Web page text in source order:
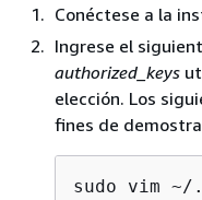
Conéctese a la
Ingrese el
authorized_keys
elección. Los
fines de
sudo vim ~/